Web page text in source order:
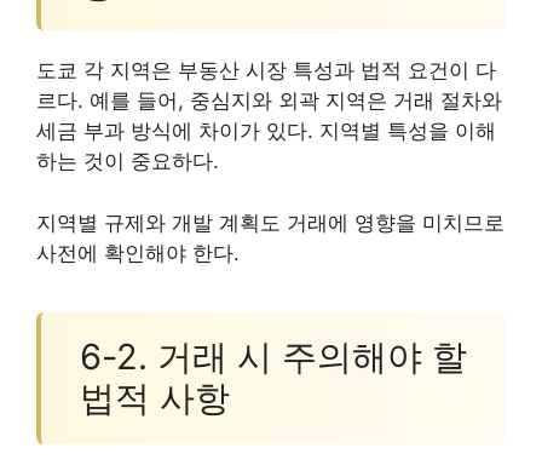
도쿄 각 지역은 부동산 시장 특성과 법적 요건이 다
르다. 예를 들어, 중심지와 외곽 지역은 거래 절차와
세금 부과 방식에 차이가 있다. 지역별 특성을 이해
하는 것이 중요하다.
지역별 규제와 개발 계획도 거래에 영향을 미치므로
사전에 확인해야 한다.
6-2. 거래 시 주의해야 할
법적 사항